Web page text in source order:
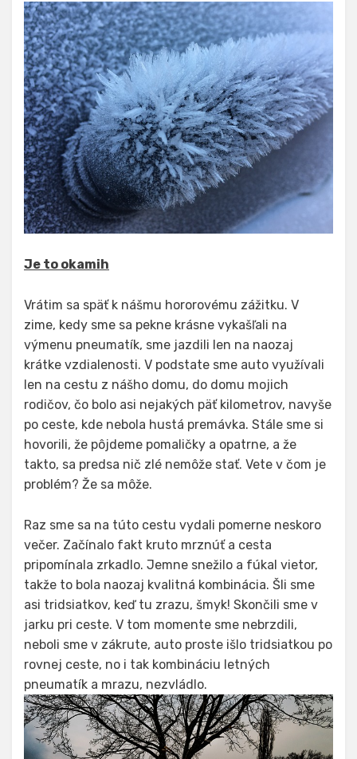
Je to okamih
Vrátim sa späť k nášmu hororovému zážitku. V
zime, kedy sme sa pekne krásne vykašľali na
výmenu pneumatík, sme jazdili len na naozaj
krátke vzdialenosti. V podstate sme auto využívali
len na cestu z nášho domu, do domu mojich
rodičov, čo bolo asi nejakých päť kilometrov, navyše
po ceste, kde nebola hustá premávka. Stále sme si
hovorili, že pôjdeme pomaličky a opatrne, a že
takto, sa predsa nič zlé nemôže stať. Vete v čom je
problém? Že sa môže.
Raz sme sa na túto cestu vydali pomerne neskoro
večer. Začínalo fakt kruto mrznúť a cesta
pripomínala zrkadlo. Jemne snežilo a fúkal vietor,
takže to bola naozaj kvalitná kombinácia. Šli sme
asi tridsiatkov, keď tu zrazu, šmyk! Skončili sme v
jarku pri ceste. V tom momente sme nebrzdili,
neboli sme v zákrute, auto proste išlo tridsiatkou po
rovnej ceste, no i tak kombináciu letných
pneumatík a mrazu, nezvládlo.